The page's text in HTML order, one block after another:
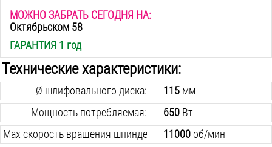
МОЖНО ЗАБРАТЬ СЕГОДНЯ НА:
Октябрьском 58
ГАРАНТИЯ 1 год
Технические характеристики:
Ø шлифовального диска: 115мм
Мощность потребляемая:
650Вт
Max cкорость вращения шпинделя:
11000об/мин